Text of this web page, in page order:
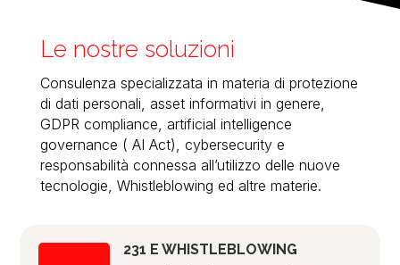
Le nostre soluzioni
Consulenza specializzata in materia di protezione
di dati personali, asset informativi in genere,
GDPR compliance, artificial intelligence
governance ( AI Act), cybersecurity e
responsabilità connessa all’utilizzo delle nuove
tecnologie, Whistleblowing ed altre materie.
231 E WHISTLEBLOWING